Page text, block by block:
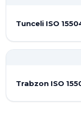
Tunceli ISO
Trabzon ISO